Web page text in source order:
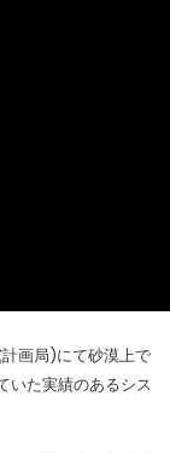
画局)にて砂漠上で
いた実績のあるシス